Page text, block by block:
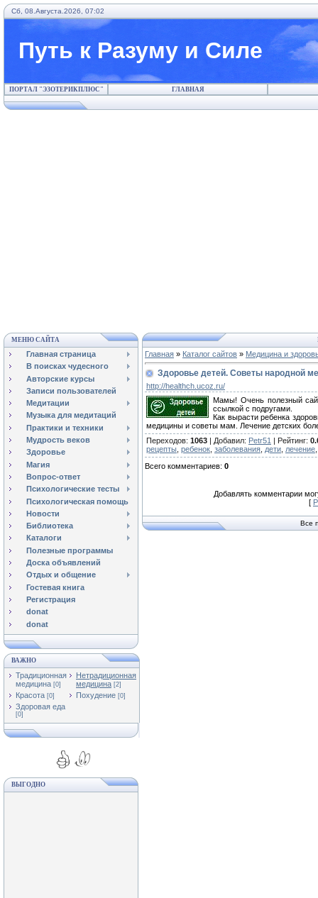
Сб, 08.Августа.2026, 07:02
Путь к Разуму и Силе
ПОРТАЛ "ЭЗОТЕРИКПЛЮС" ГЛАВНАЯ
МЕНЮ САЙТА
Главная страница
В поисках чудесного
Авторские курсы
Записи пользователей
Медитации
Музыка для медитаций
Практики и техники
Мудрость веков
Здоровье
Магия
Вопрос-ответ
Психологические тесты
Психологическая помощь
Новости
Библиотека
Каталоги
Полезные программы
Доска объявлений
Отдых и общение
Гостевая книга
Регистрация
donat
donat
ВАЖНО
Традиционная
медицина [0]
Нетрадиционная
медицина [2]
Красота [0] Похудение [0]
Здоровая еда
[0]
ВЫГОДНО
Главная » Каталог сайтов » Медицина и
Здоровье детей. Советы народной
http://healthch.ucoz.ru/
Мамы! Очень полезный
ссылкой с подругами.
Как вырасти ребенка
медицины и советы мам. Лечение детских
Переходов: 1063 | Добавил: Petr51 | Рейтинг:
рецепты ребенок заболевания дети лечение
Всего комментариев: 0
Добавлять комментарии
[
Все